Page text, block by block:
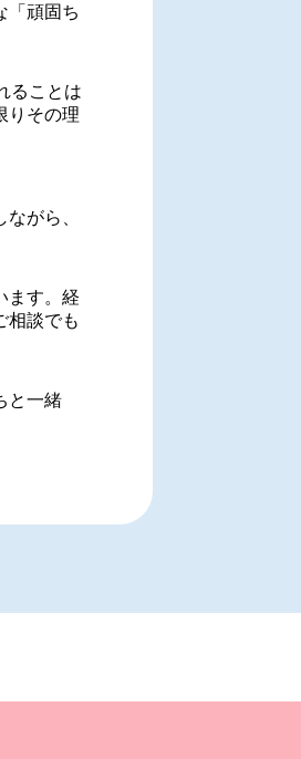
「頑固ち
ることは
りその理
がら、
ます。経
相談でも
と一緒